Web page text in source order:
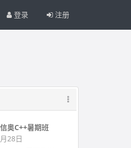
登录 注册
奥C++暑期班
28日